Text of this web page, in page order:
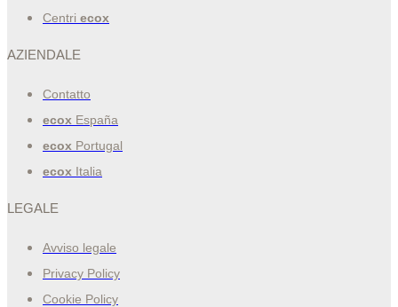
Centri ecox
AZIENDALE
Contatto
ecox España
ecox Portugal
ecox Italia
LEGALE
Avviso legale
Privacy Policy
Cookie Policy